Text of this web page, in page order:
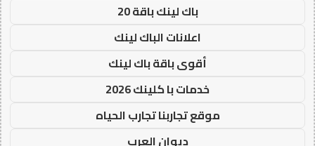
باك لينك باقة 20
اعلانات الباك لينك
أقوى باقة باك لينك
خدمات با كلينك 2026
موقع تجاربنا تجارب الحياه
ديوان العرب